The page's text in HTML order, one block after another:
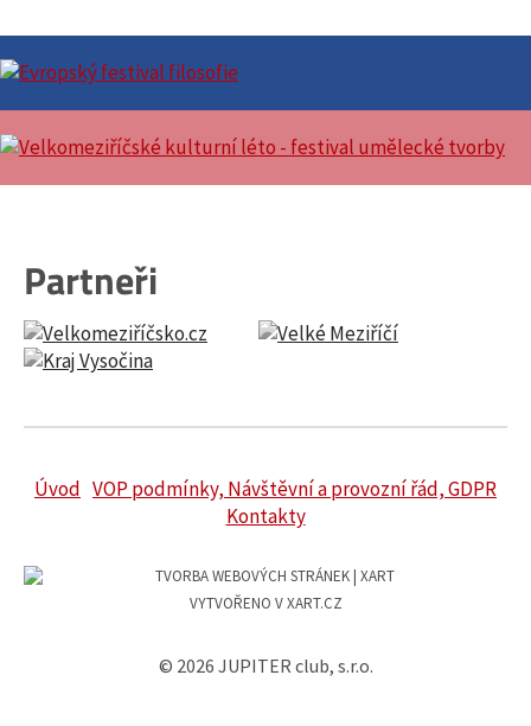
Partneři
Úvod VOP podmínky, Návštěvní a provozní řád, GDPR
Kontakty
VYTVOŘENO V XART.CZ
© 2026 JUPITER club, s.r.o.